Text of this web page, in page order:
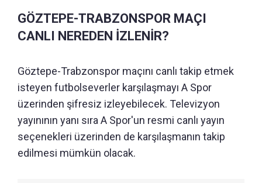
GÖZTEPE-TRABZONSPOR MAÇI
CANLI NEREDEN İZLENİR?
Göztepe-Trabzonspor maçını canlı takip etmek
isteyen futbolseverler karşılaşmayı A Spor
üzerinden şifresiz izleyebilecek. Televizyon
yayınının yanı sıra A Spor'un resmi canlı yayın
seçenekleri üzerinden de karşılaşmanın takip
edilmesi mümkün olacak.